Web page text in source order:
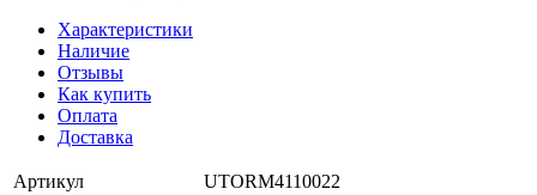
Характеристики
Наличие
Отзывы
Как купить
Оплата
Доставка
Артикул
UTORM4110022